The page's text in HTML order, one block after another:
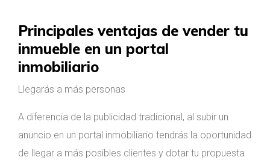
Principales ventajas de vender tu
inmueble en un portal
inmobiliario
Llegarás a más personas
A diferencia de la publicidad tradicional, al subir un
anuncio en un portal inmobiliario tendrás la oportunidad
de llegar a más posibles clientes y dotar tu propuesta